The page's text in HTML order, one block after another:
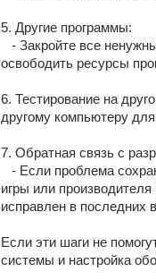
5. Другие программы:
освободить ресурсы
6. Тестирование на
другому компьютеру
7. Обратная связь с
игры или
исправлен в последних
Если эти шаги не
системы и настройка